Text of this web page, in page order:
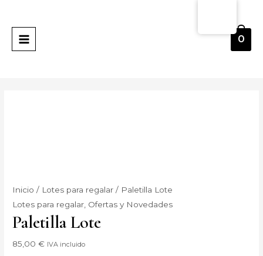
contenido
MENU
0
Inicio / Lotes para regalar / Paletilla Lote
Lotes para regalar, Ofertas y Novedades
Paletilla Lote
85,00€ IVA incluido
cantidad